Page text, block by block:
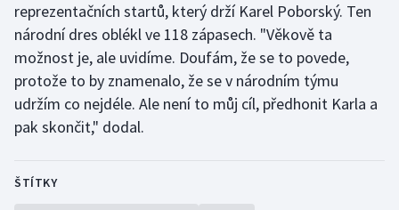
Stolní tenis
Triatlon
Veslování
Volejbal
reprezentačních startů, který drží Karel Poborský. Ten
národní dres oblékl ve 118 zápasech. "Věkově ta
možnost je, ale uvidíme. Doufám, že se to povede,
protože to by znamenalo, že se v národním týmu
udržím co nejdéle. Ale není to můj cíl, předhonit Karla a
pak skončit," dodal.
ŠTÍTKY